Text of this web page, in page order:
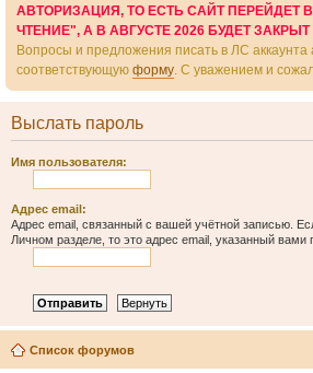
АВТОРИЗАЦИЯ, ТО ЕСТЬ САЙТ ПЕРЕЙДЕТ
ЧТЕНИЕ", А В АВГУСТЕ 2026 БУДЕТ
Вопросы и предложения писать в ЛС аккаунта
соответствующую форму. С уважением и
Выслать пароль
Имя пользователя:
Адрес email:
Адрес email, связанный с вашей учётной записью.
Личном разделе, то это адрес email, указанный вами
Список форумов